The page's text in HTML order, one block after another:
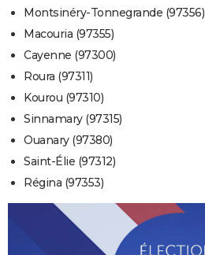
Montsinéry-Tonnegrande (97356)
Macouria (97355)
Cayenne (97300)
Roura (97311)
Kourou (97310)
Sinnamary (97315)
Ouanary (97380)
Saint-Élie (97312)
Régina (97353)